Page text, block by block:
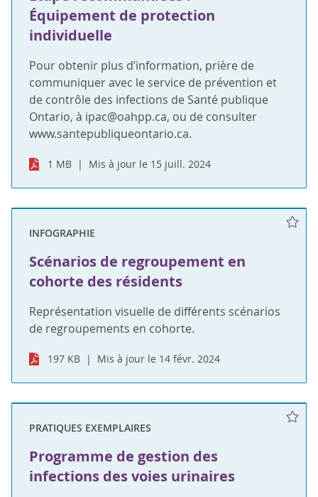
Équipement de protection
individuelle
Pour obtenir plus d’information, prière de
communiquer avec le service de prévention et
de contrôle des infections de Santé publique
Ontario, à ipac@oahpp.ca, ou de consulter
www.santepubliqueontario.ca.
1 MB Mis à jour le 15 juill. 2024
INFOGRAPHIE
Scénarios de regroupement en
cohorte des résidents
Représentation visuelle de différents scénarios
de regroupements en cohorte.
197 KB Mis à jour le 14 févr. 2024
PRATIQUES EXEMPLAIRES
Programme de gestion des
infections des voies urinaires